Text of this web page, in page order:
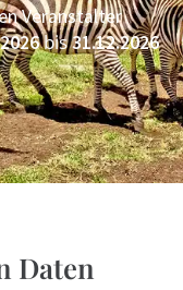
Veranstalter
bis31.12.2026
Daten